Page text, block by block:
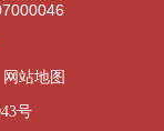
网站地图
号